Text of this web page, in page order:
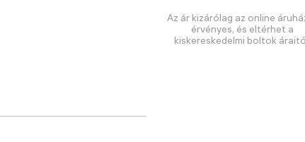
Az ár kizárólag az online
érvényes, és eltérhet a
kiskereskedelmi boltok